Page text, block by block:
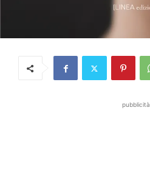
pubblicità